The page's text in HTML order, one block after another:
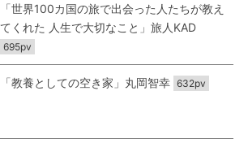
「世界100カ国の旅で出会った人たちが教え
てくれた 人生で大切なこと」旅人KAD
695pv
「教養としての空き家」丸岡智幸 632pv